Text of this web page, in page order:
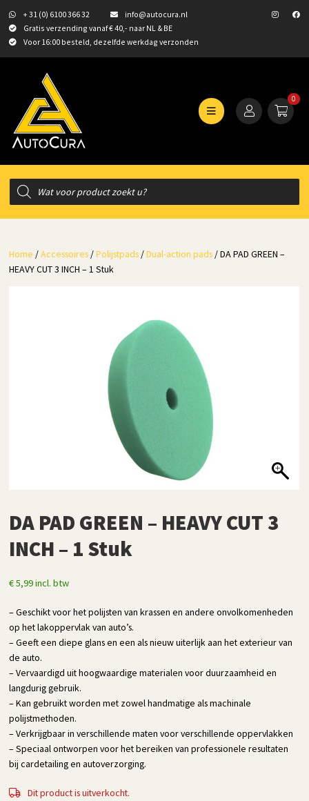
+ 31 (0) 6100 366 32
info@autocura.nl
Gratis verzending vanaf € 40,- naar NL & BE
Voor 16:00 besteld, dezelfde werkdag verzonden
0
Producten
zoeken
Home /Accessoires /Polijstpads /Dual-action pads / DA PAD GREEN –
HEAVY CUT 3 INCH – 1 Stuk
DA PAD GREEN – HEAVY CUT 3
INCH – 1 Stuk
€5,99incl. btw
– Geschikt voor het polijsten van krassen en andere onvolkomenheden
op het lakoppervlak van auto’s.
– Geeft een diepe glans en een als nieuw uiterlijk aan het exterieur van
de auto.
– Vervaardigd uit hoogwaardige materialen voor duurzaamheid en
langdurig gebruik.
– Kan gebruikt worden met zowel handmatige als machinale
polijstmethoden.
– Verkrijgbaar in verschillende maten voor verschillende oppervlakken
– Speciaal ontworpen voor het bereiken van professionele resultaten
bij cardetailing en autoverzorging.
Dit product is uitverkocht.